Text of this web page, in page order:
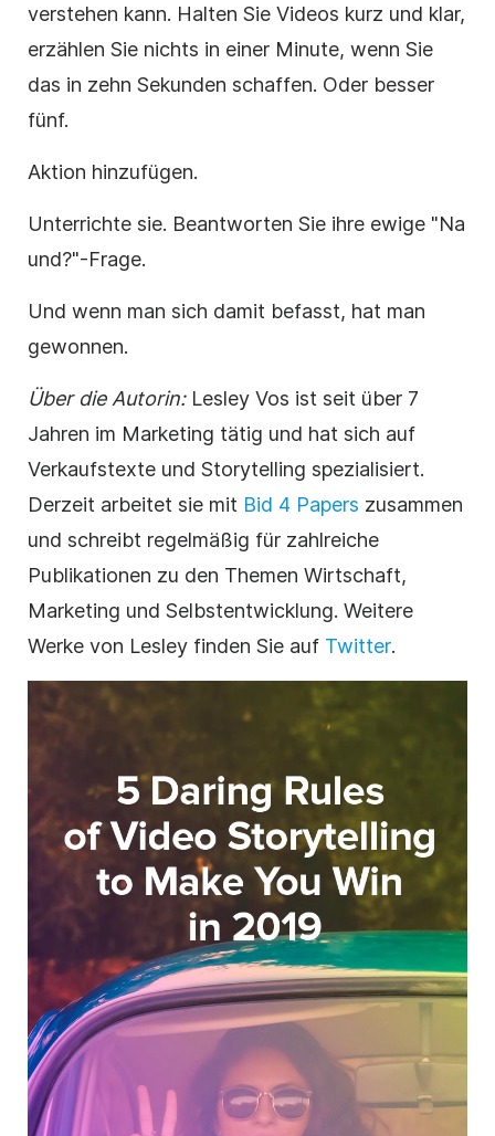
verstehen kann. Halten Sie Videos kurz und klar,
erzählen Sie nichts in einer Minute, wenn Sie
das in zehn Sekunden schaffen. Oder besser
fünf.
Aktion hinzufügen.
Unterrichte sie. Beantworten Sie ihre ewige "Na
und?"-Frage.
Und wenn man sich damit befasst, hat man
gewonnen.
Über die Autorin:Lesley Vos ist seit über 7
Jahren im Marketing tätig und hat sich auf
Verkaufstexte und Storytelling spezialisiert.
Derzeit arbeitet sie mit Bid 4 Papers zusammen
und schreibt regelmäßig für zahlreiche
Publikationen zu den Themen Wirtschaft,
Marketing und Selbstentwicklung. Weitere
Werke von Lesley finden Sie auf Twitter.